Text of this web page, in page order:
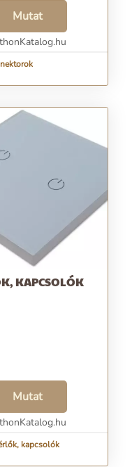
Mutat
KAPCSOLÓK
Mutat
kapcsolók